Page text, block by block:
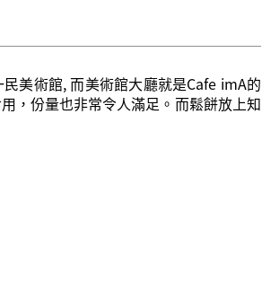
美術館, 而美術館大廳就是Cafe imA的
，份量也非常令人滿足。而鬆餅放上知